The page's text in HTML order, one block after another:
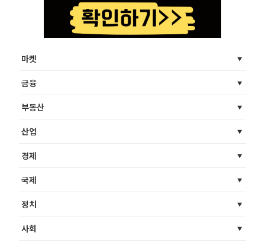
마켓
금융
부동산
산업
경제
국제
정치
사회